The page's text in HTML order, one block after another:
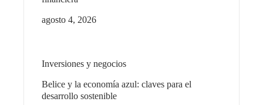
agosto 4, 2026
Inversiones y negocios
Belice y la economía azul: claves para el
desarrollo sostenible